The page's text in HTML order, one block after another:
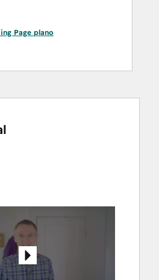
Page plano